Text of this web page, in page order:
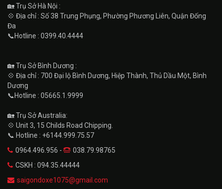
🏡 Trụ Sở Hà Nội :
💠 Địa chỉ : Số 38 Trung Phụng, Phường Phương Liên, Quận Đống
Đa
📞Hotline : 0399.40.4444
🏡 Trụ Sở Bình Dương :
💠 Địa chỉ : 700 Đại lộ Bình Dương, Hiệp Thành, Thủ Dầu Một, Bình
Dương
📞Hotline : 05665.1.9999
🏡 Trụ Sở Australia:
💠 Unit 3, 15 Childs Road Chipping.
📞 Hotline : +6144.999.75.57
0964.496.956 -
038.79.98765
CSKH : 094.35.44444
saigondoxe1075@gmail.com